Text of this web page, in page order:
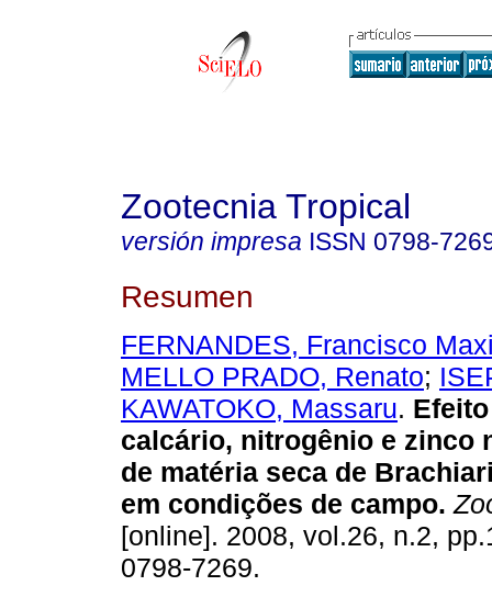
Zootecnia Tropical
versión impresa ISSN 0798-
Resumen
FERNANDES, Francisco
MELLO PRADO, Renato;
KAWATOKO, Massaru.
calcário, nitrogênio e zinco
de matéria seca de
em condições de campo.
[online]. 2008, vol.26, n.2,
0798-7269.